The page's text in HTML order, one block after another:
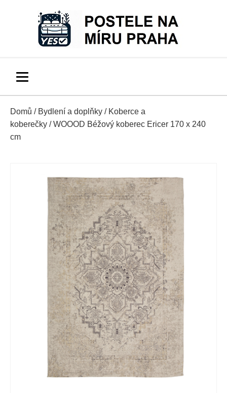
Domů / Bydlení a doplňky / Koberce a
koberečky / WOOOD Béžový koberec Ericer 170 x 240
cm